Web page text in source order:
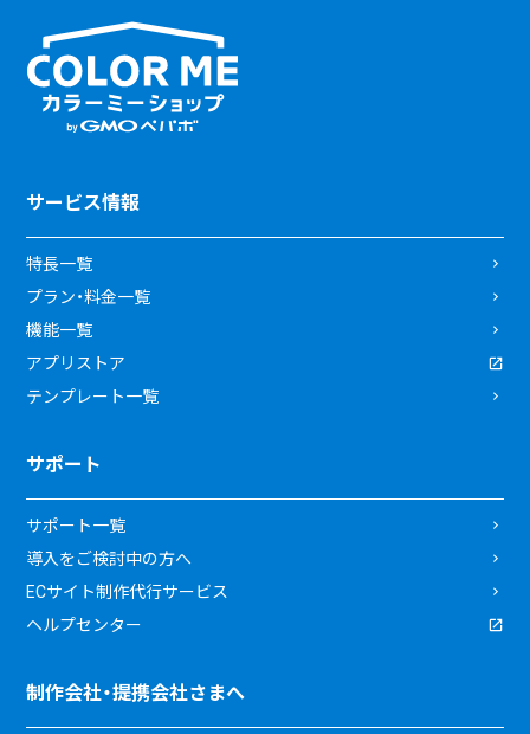
サービス情報
特長一覧
プラン・料金一覧
機能一覧
アプリストア
テンプレート一覧
サポート
サポート一覧
導入をご検討中の方へ
ECサイト制作代行サービス
ヘルプセンター
制作会社・提携会社さまへ